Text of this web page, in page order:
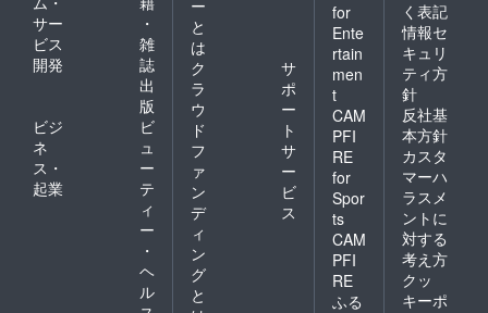
サー
ビス
開発
・
雑
誌
出
版
ビジ
ネ
ス・
起業
ビ
ュ
ー
テ
ィ
ー
・
ヘ
ル
ー
と
は
ク
ラ
ウ
ド
フ
ァ
ン
デ
ィ
ン
グ
と
サ
ポ
ー
ト
サ
ー
ビ
ス
for
Ente
rtain
men
t
CAM
PFI
RE
for
Spor
ts
CAM
PFI
RE
ふる
く表記
情報セ
キュリ
ティ方
針
反社基
本方針
カスタ
マーハ
ラスメ
ントに
対する
考え方
クッ
キーポ